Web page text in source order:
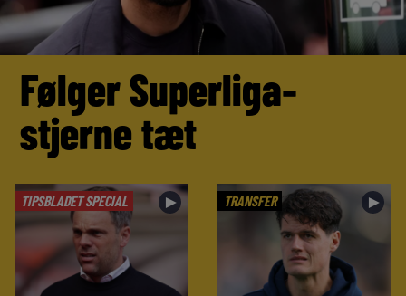
Følger Superliga-
stjerne tæt
TIPSBLADET SPECIAL ► TRANSFER ►